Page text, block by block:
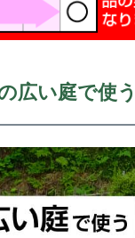
広い庭で使